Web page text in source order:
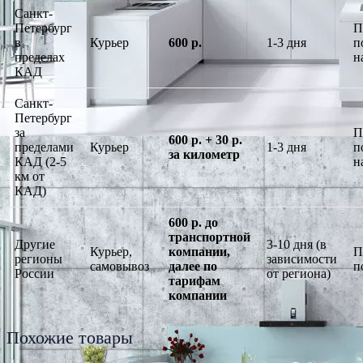
Санкт-
Петербург
в
пределах
КАД
Курьер 600 р. 1-3 дня
Санкт-
Петербург
за
пределами
КАД (2-5
км от
КАД)
Курьер
600 р. + 30 р.
за километр
1-3 дня
Другие
регионы
России
Курьер,
самовывоз
600 р. до
транспортной
компании,
далее по
тарифам
компании
3-10 дня (в
зависимости
от региона)
Похожие товары